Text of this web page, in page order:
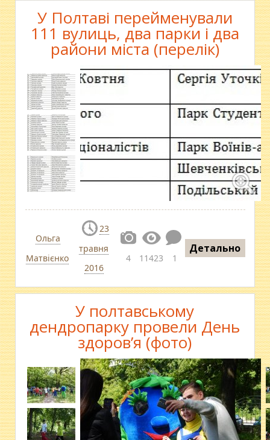
У Полтаві перейменували
111 вулиць, два парки і два
райони міста (перелік)
Ольга
Матвієнко
23
травня
2016
4 11423 1
Детально
У полтавському
дендропарку провели День
здоров’я (фото)